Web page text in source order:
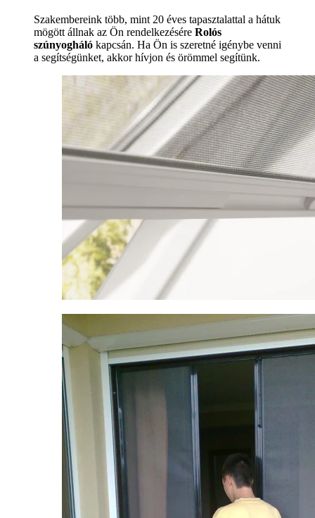
Szakembereink több, mint 20 éves tapasztalattal a hátuk
mögött állnak az Ön rendelkezésére Rolós
szúnyogháló kapcsán. Ha Ön is szeretné igénybe venni
a segítségünket, akkor hívjon és örömmel segítünk.